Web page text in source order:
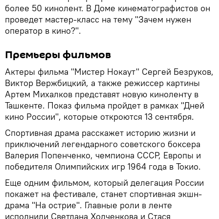
более 50 кинолент. В Доме кинематографистов он
проведет мастер-класс на тему "Зачем нужен
оператор в кино?".
Премьеры фильмов
Актеры фильма "Мистер Нокаут" Сергей Безруков,
Виктор Вержбицкий, а также режиссер картины
Артем Михалков представят новую киноленту в
Ташкенте. Показ фильма пройдет в рамках "Дней
кино России", которые откроются 13 сентября.
Спортивная драма расскажет историю жизни и
приключений легендарного советского боксера
Валерия Попенченко, чемпиона СССР, Европы и
победителя Олимпийских игр 1964 года в Токио.
Еще одним фильмом, который делегация России
покажет на фестивале, станет спортивная экшн-
драма "На острие". Главные роли в ленте
исполнили Светлана Ходченкова и Стася